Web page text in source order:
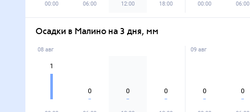
00:00 06:00 12:00 18:00 00:00 06:00
Осадки в Малино на 3 дня, мм
08 авг
1
0 0 0
09 авг
0 0